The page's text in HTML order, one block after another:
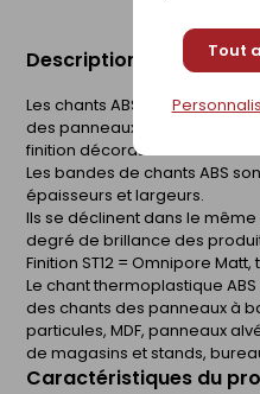
Tout
Description du produit
Les chants ABS s'utilisent
des panneaux à base de
finition décorative
Les bandes de chants ABS
épaisseurs et largeurs.
Ils se déclinent dans le
degré de brillance des
Finition ST12 = Omnipore
Le chant thermoplastique
des chants des panneaux à
particules, MDF, panneaux
de magasins et stands,
Caractéristiques du